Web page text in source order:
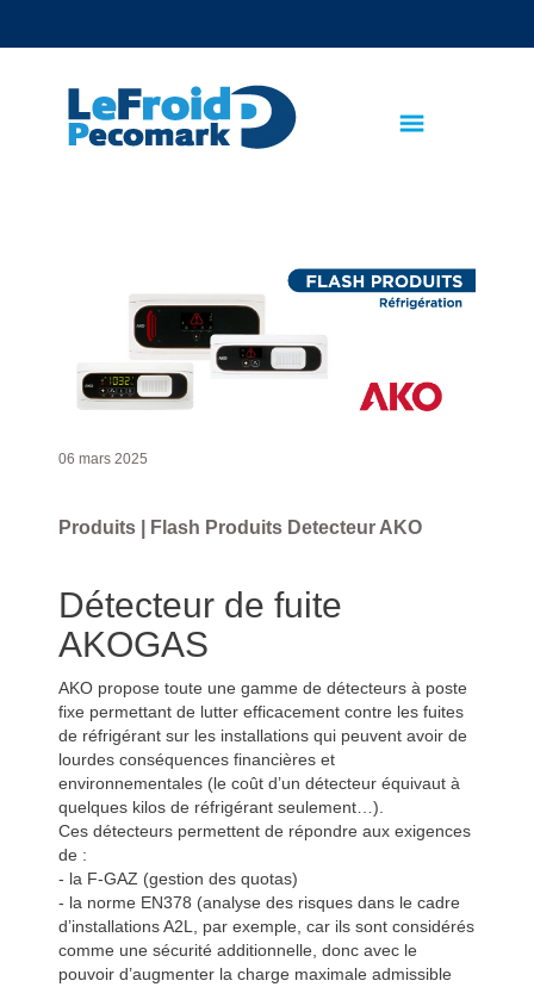
06 mars 2025
Produits | Flash Produits Detecteur AKO
Détecteur de fuite
AKOGAS
AKO propose toute une gamme de détecteurs à poste
fixe permettant de lutter efficacement contre les fuites
de réfrigérant sur les installations qui peuvent avoir de
lourdes conséquences financières et
environnementales (le coût d’un détecteur équivaut à
quelques kilos de réfrigérant seulement…).
Ces détecteurs permettent de répondre aux exigences
de :
- la F-GAZ (gestion des quotas)
- la norme EN378 (analyse des risques dans le cadre
d’installations A2L, par exemple, car ils sont considérés
comme une sécurité additionnelle, donc avec le
pouvoir d’augmenter la charge maximale admissible